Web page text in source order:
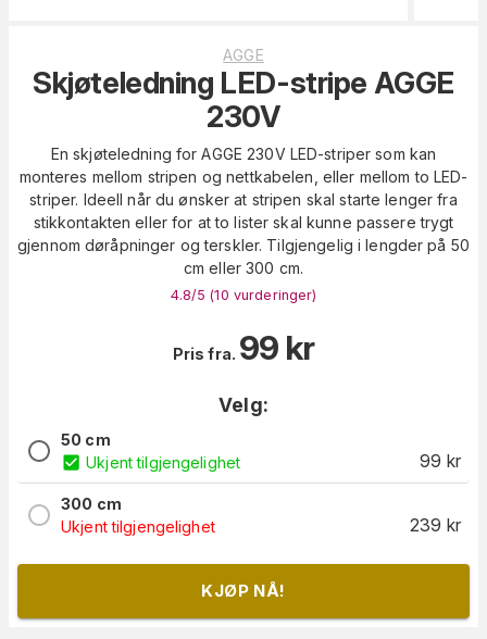
AGGE
Skjøteledning LED-stripe AGGE
230V
En skjøteledning for AGGE 230V LED-striper som kan
monteres mellom stripen og nettkabelen, eller mellom to LED-
striper. Ideell når du ønsker at stripen skal starte lenger fra
stikkontakten eller for at to lister skal kunne passere trygt
gjennom døråpninger og terskler. Tilgjengelig i lengder på 50
cm eller 300 cm.
4.8/5 (10 vurderinger)
Pris fra. 99 kr
Velg:
50 cm
Ukjent tilgjengelighet
99 kr
300 cm
Ukjent tilgjengelighet
239 kr
KJØP NÅ!